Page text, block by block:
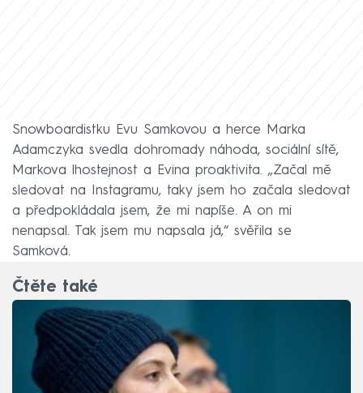
Snowboardistku Evu Samkovou a herce Marka
Adamczyka svedla dohromady náhoda, sociální sítě,
Markova lhostejnost a Evina proaktivita. „Začal mě
sledovat na Instagramu, taky jsem ho začala sledovat
a předpokládala jsem, že mi napíše. A on mi
nenapsal. Tak jsem mu napsala já,“ svěřila se
Samková.
Čtěte také